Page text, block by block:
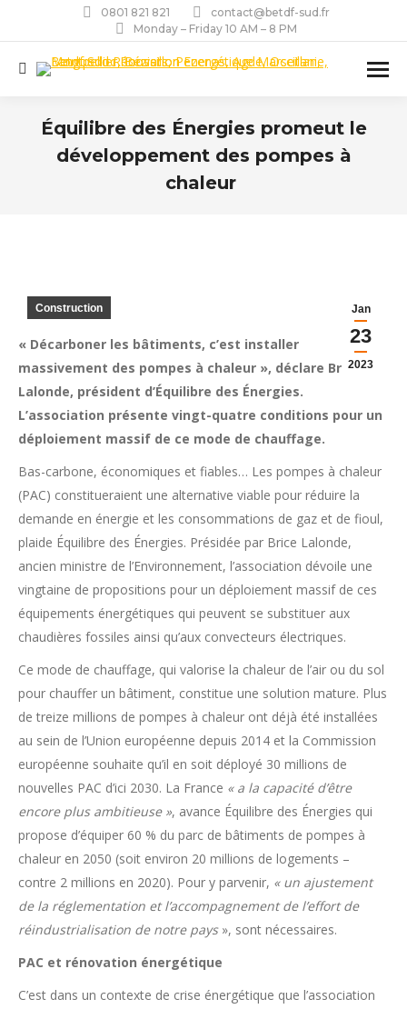
0801 821 821
contact@betdf-sud.fr
Monday – Friday 10 AM – 8 PM
Recherche
Équilibre des Énergies promeut le
développement des pompes à
chaleur
Jan
23
2023
Construction
« Décarboner les bâtiments, c’est installer
massivement des pompes à chaleur », déclare Brice
Lalonde, président d’Équilibre des Énergies.
L’association présente vingt-quatre conditions pour un
déploiement massif de ce mode de chauffage.
Bas-carbone, économiques et fiables… Les pompes à chaleur
(PAC) constitueraient une alternative viable pour réduire la
demande en énergie et les consommations de gaz et de fioul,
plaide Équilibre des Énergies. Présidée par Brice Lalonde,
ancien ministre de l’Environnement, l’association dévoile une
vingtaine de propositions pour un déploiement massif de ces
équipements énergétiques qui peuvent se substituer aux
chaudières fossiles ainsi qu’aux convecteurs électriques.
Ce mode de chauffage, qui valorise la chaleur de l’air ou du sol
pour chauffer un bâtiment, constitue une solution mature. Plus
de treize millions de pompes à chaleur ont déjà été installées
au sein de l’Union européenne depuis 2014 et la Commission
européenne souhaite qu’il en soit déployé 30 millions de
nouvelles PAC d’ici 2030. La France « a la capacité d’être
encore plus ambitieuse », avance Équilibre des Énergies qui
propose d’équiper 60 % du parc de bâtiments de pompes à
chaleur en 2050 (soit environ 20 millions de logements –
contre 2 millions en 2020). Pour y parvenir, « un ajustement
de la réglementation et l’accompagnement de l’effort de
réindustrialisation de notre pays », sont nécessaires.
PAC et rénovation énergétique
C’est dans un contexte de crise énergétique que l’association